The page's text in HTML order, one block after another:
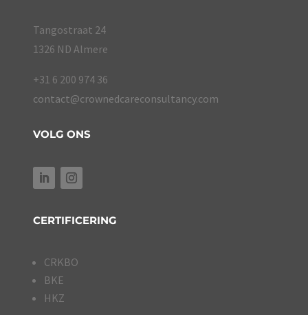
Tangostraat 24
1326 ND Almere
+31 6 200 974 36
contact@crownedcareconsultancy.com
VOLG ONS
CERTIFICERING
CRKBO
BKE
HKZ